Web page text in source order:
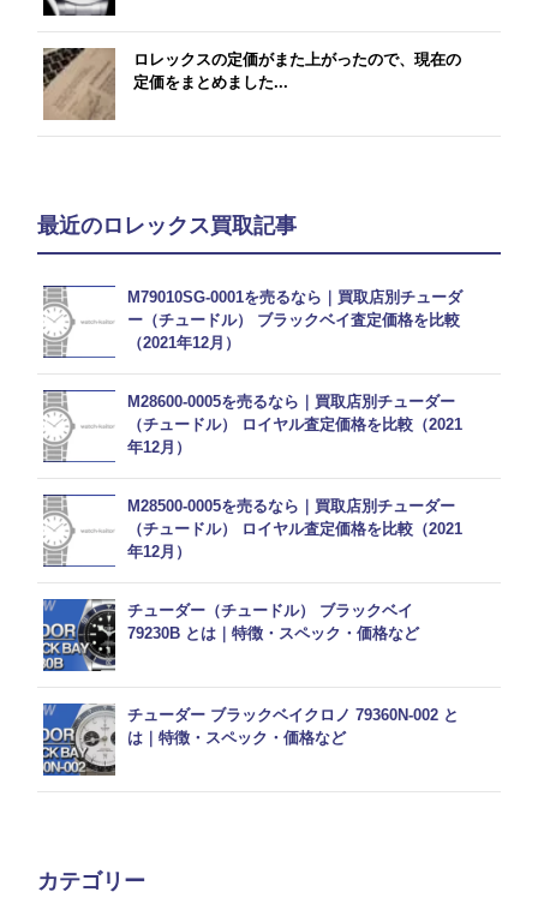
ロレックスの定価がまた上がったので、現在の
定価をまとめました...
最近のロレックス買取記事
M79010SG-0001を売るなら｜買取店別チューダ
ー（チュードル） ブラックベイ査定価格を比較
（2021年12月）
M28600-0005を売るなら｜買取店別チューダー
（チュードル） ロイヤル査定価格を比較（2021
年12月）
M28500-0005を売るなら｜買取店別チューダー
（チュードル） ロイヤル査定価格を比較（2021
年12月）
チューダー（チュードル） ブラックベイ
79230B とは｜特徴・スペック・価格など
チューダー ブラックベイクロノ 79360N-002 と
は｜特徴・スペック・価格など
カテゴリー